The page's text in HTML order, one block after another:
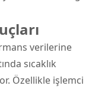
verilerine
sıcaklık
Özellikle işlemci